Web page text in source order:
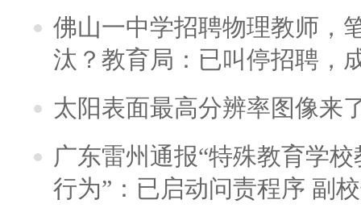
佛山一中学招聘物理教师，
汰？教育局：已叫停招聘，
太阳表面最高分辨率图像来
广东雷州通报“特殊教育学
行为”：已启动问责程序 副